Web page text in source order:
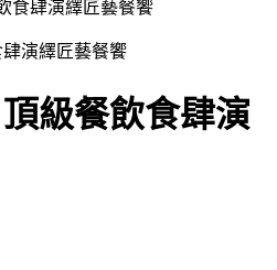
食肆演繹匠藝餐饗
頂級餐飲食肆演